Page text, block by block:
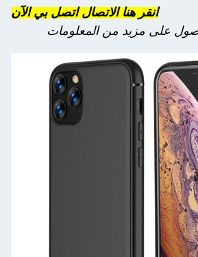
انقر هنا الاتصال اتصل بي الآن